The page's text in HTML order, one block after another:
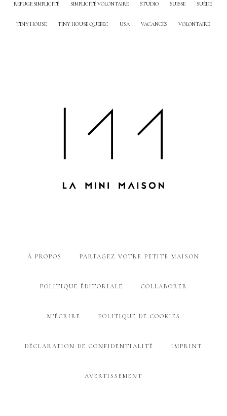
REFUGE SIMPLICITÉ SIMPLICITÉ VOLONTAIRE STUDIO SUISSE SUÈDE
TINY HOUSE TINY HOUSE QUEBEC USA VACANCES VOLONTAIRE
À PROPOS PARTAGEZ VOTRE PETITE MAISON
POLITIQUE ÉDITORIALE COLLABORER
M’ÉCRIRE POLITIQUE DE COOKIES
DÉCLARATION DE CONFIDENTIALITÉ IMPRINT
AVERTISSEMENT